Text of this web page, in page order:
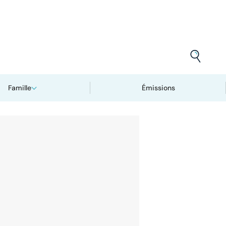
Famille Émissions